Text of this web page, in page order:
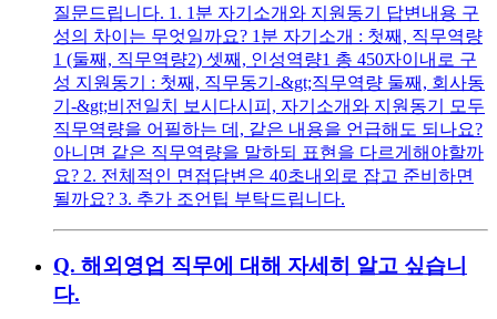
질문드립니다. 1. 1분 자기소개와 지원동기 답변내용 구
성의 차이는 무엇일까요? 1분 자기소개 : 첫째, 직무역량
1 (둘째, 직무역량2) 셋째, 인성역량1 총 450자이내로 구
성 지원동기 : 첫째, 직무동기-&gt;직무역량 둘째, 회사동
기-&gt;비전일치 보시다시피, 자기소개와 지원동기 모두
직무역량을 어필하는 데, 같은 내용을 언급해도 되나요?
아니면 같은 직무역량을 말하되 표현을 다르게해야할까
요? 2. 전체적인 면접답변은 40초내외로 잡고 준비하면
될까요? 3. 추가 조언팁 부탁드립니다.
Q. 해외영업 직무에 대해 자세히 알고 싶습니
다.